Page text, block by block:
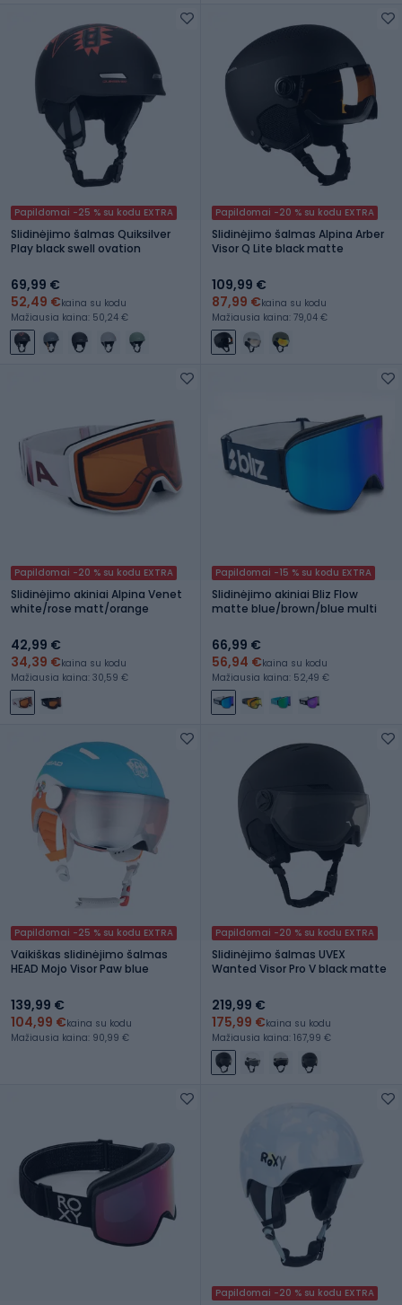
Papildomai -25 % su kodu EXTRA
Slidinėjimo šalmas Quiksilver
Play black swell ovation
69,99 €
52,49 €kaina su kodu
Mažiausia kaina: 50,24 €
Papildomai -20 % su kodu EXTRA
Slidinėjimo šalmas Alpina Arber
Visor Q Lite black matte
109,99 €
87,99 €kaina su kodu
Mažiausia kaina: 79,04 €
Papildomai -20 % su kodu EXTRA
Slidinėjimo akiniai Alpina Venet
white/rose matt/orange
42,99 €
34,39 €kaina su kodu
Mažiausia kaina: 30,59 €
Papildomai -15 % su kodu EXTRA
Slidinėjimo akiniai Bliz Flow
matte blue/brown/blue multi
66,99 €
56,94 €kaina su kodu
Mažiausia kaina: 52,49 €
Papildomai -25 % su kodu EXTRA
Vaikiškas slidinėjimo šalmas
HEAD Mojo Visor Paw blue
139,99 €
104,99 €kaina su kodu
Mažiausia kaina: 90,99 €
Papildomai -20 % su kodu EXTRA
Slidinėjimo šalmas UVEX
Wanted Visor Pro V black matte
219,99 €
175,99 €kaina su kodu
Mažiausia kaina: 167,99 €
Papildomai -20 % su kodu EXTRA